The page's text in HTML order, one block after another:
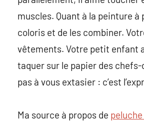
muscles. Quant à la peinture
coloris et de les combiner.
vêtements. Votre petit enfant
taquer sur le papier des chefs-
pas à vous extasier : c’est
Ma source à propos de peluche